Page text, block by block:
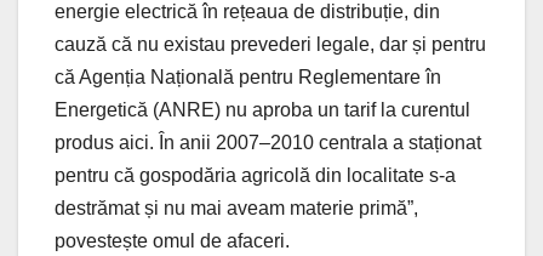
energie electrică în rețeaua de distribuție, din
cauză că nu existau prevederi legale, dar și pentru
că Agenția Națională pentru Reglementare în
Energetică (ANRE) nu aproba un tarif la curentul
produs aici. În anii 2007–2010 centrala a staționat
pentru că gospodăria agricolă din localitate s-a
destrămat și nu mai aveam materie primă”,
povestește omul de afaceri.